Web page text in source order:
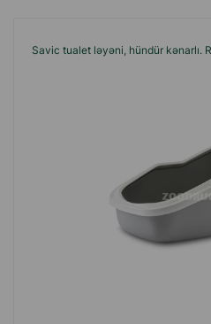
Savic tualet ləyəni, hündür kənarlı.